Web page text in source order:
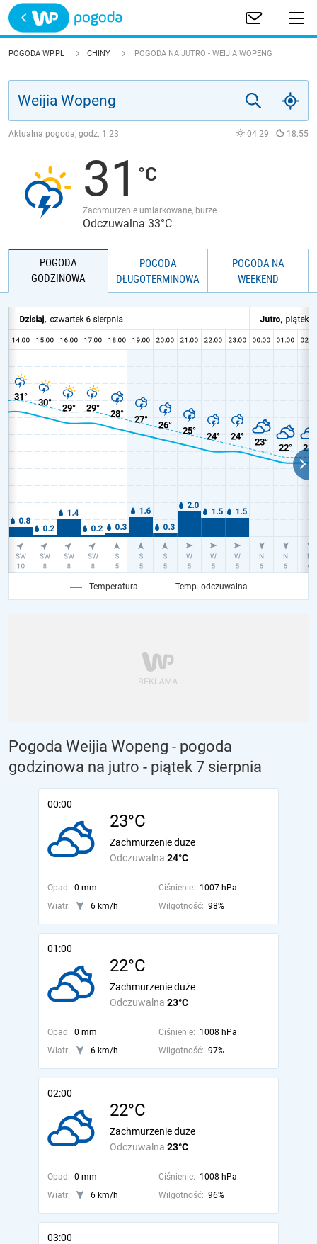
Trwa ładowanie
POLSKA
JAKOŚĆ POWIETRZA
POGODA WP.PL CHINY POGODA NA JUTRO - WEIJIA WOPENG
Aktualna pogoda, godz. 1:23 04:29 18:55
31
Zachmurzenie umiarkowane, burze
Odczuwalna 33°C
POGODA
GODZINOWA
POGODA
DŁUGOTERMINOWA
POGODA NA
WEEKEND
Temperatura Temp. odczuwalna
Pogoda Weijia Wopeng - pogoda
godzinowa na jutro - piątek 7 sierpnia
00:00
23°C
Odczuwalna 24°C
Zachmurzenie duże
Opad: 0 mm Ciśnienie: 1007 hPa
Wiatr:
6 km/h Wilgotność: 98%
01:00
22°C
Odczuwalna 23°C
Zachmurzenie duże
Opad: 0 mm Ciśnienie: 1008 hPa
Wiatr:
6 km/h Wilgotność: 97%
02:00
22°C
Odczuwalna 23°C
Zachmurzenie duże
Opad: 0 mm Ciśnienie: 1008 hPa
Wiatr:
6 km/h Wilgotność: 96%
03:00